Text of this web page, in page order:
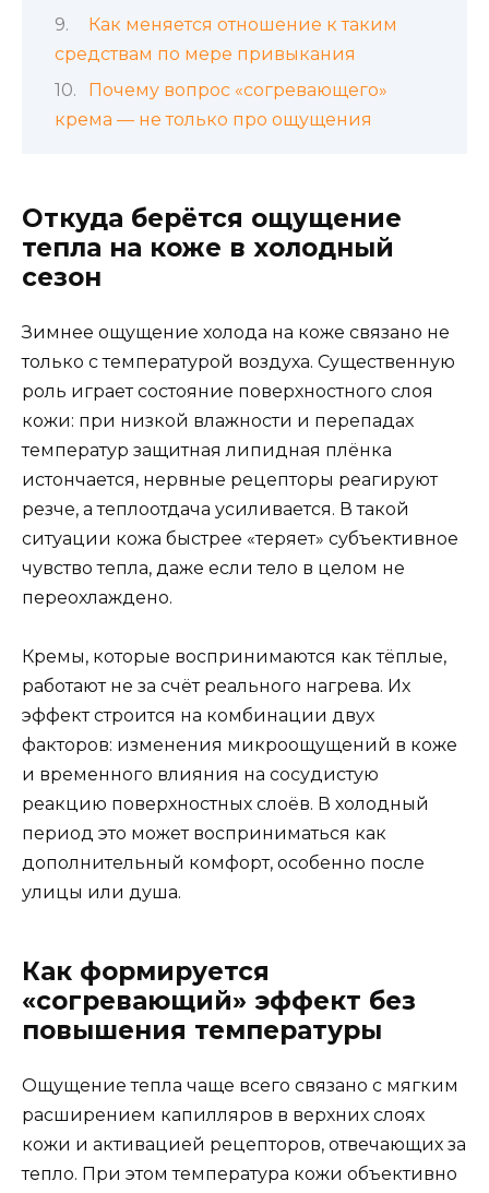
Как меняется отношение к таким
средствам по мере привыкания
Почему вопрос «согревающего»
крема — не только про ощущения
Откуда берётся ощущение
тепла на коже в холодный
сезон
Зимнее ощущение холода на коже связано не
только с температурой воздуха. Существенную
роль играет состояние поверхностного слоя
кожи: при низкой влажности и перепадах
температур защитная липидная плёнка
истончается, нервные рецепторы реагируют
резче, а теплоотдача усиливается. В такой
ситуации кожа быстрее «теряет» субъективное
чувство тепла, даже если тело в целом не
переохлаждено.
Кремы, которые воспринимаются как тёплые,
работают не за счёт реального нагрева. Их
эффект строится на комбинации двух
факторов: изменения микроощущений в коже
и временного влияния на сосудистую
реакцию поверхностных слоёв. В холодный
период это может восприниматься как
дополнительный комфорт, особенно после
улицы или душа.
Как формируется
«согревающий» эффект без
повышения температуры
Ощущение тепла чаще всего связано с мягким
расширением капилляров в верхних слоях
кожи и активацией рецепторов, отвечающих за
тепло. При этом температура кожи объективно